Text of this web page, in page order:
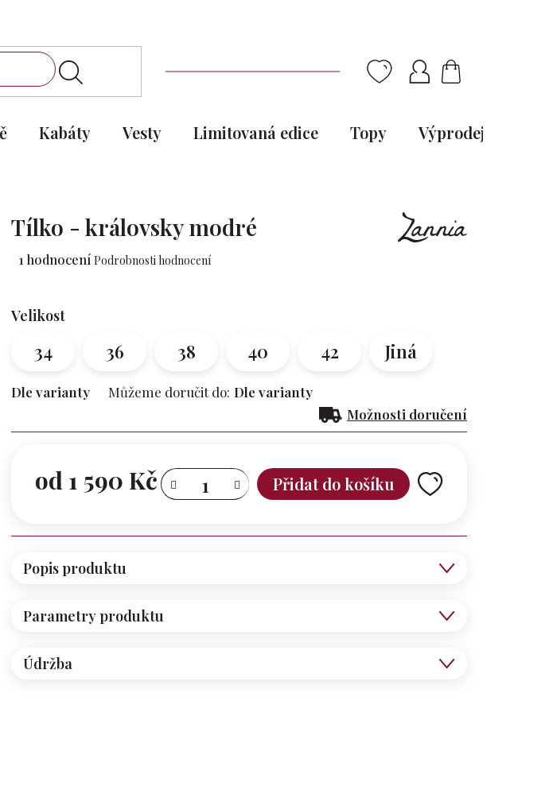
NÁKUPNÍ
KOŠÍK
Kabáty Vesty Limitovaná edice Topy Výprodej
Velikost
34 36 38 40 42 Jiná
Dle varianty Můžeme doručit do: Dle varianty
Možnosti doručení
od 1 590 Kč Přidat do košíku
Tílko - královsky modré
Průměrné
5,0
hvězdiček.
1 hodnocení Podrobnosti hodnocení
Údržba
Parametry produktu
Popis produktu